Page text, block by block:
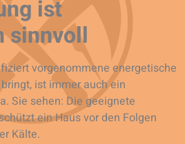
ist
sinnvoll
vorgenommene energetische
ist immer auch ein
Sie sehen: Die geeignete
ein Haus vor den Folgen
Kälte.